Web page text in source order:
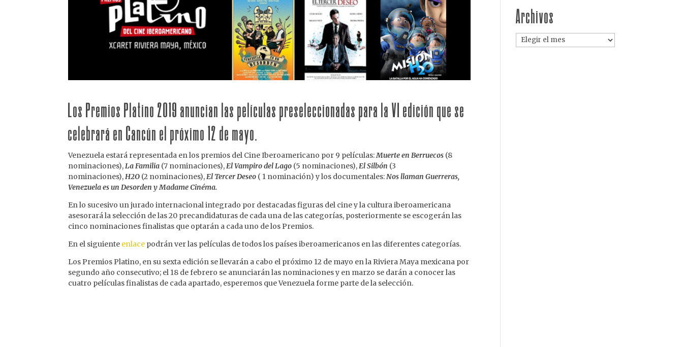
Los Premios Platino 2019 anuncian las películas preseleccionadas para la VI edición que se
celebrará en Cancún el próximo 12 de mayo.
Venezuela estará representada en los premios del Cine Iberoamericano por 9 películas:Muerte en Berruecos (8
nominaciones), La Familia (7 nominaciones), El Vampiro del Lago (5 nominaciones), El Silbón (3
nominaciones), H2O (2 nominaciones), El Tercer Deseo ( 1 nominación) y los documentales: Nos llaman Guerreras,
Venezuela es un Desorden y Madame Cinéma.
En lo sucesivo un jurado internacional integrado por destacadas figuras del cine y la cultura iberoamericana
asesorará la selección de las 20 precandidaturas de cada una de las categorías, posteriormente se escogerán las
cinco nominaciones finalistas que optarán a cada uno de los Premios.
En el siguiente enlace podrán ver las películas de todos los países iberoamericanos en las diferentes categorías.
Los Premios Platino, en su sexta edición se llevarán a cabo el próximo 12 de mayo en la Riviera Maya mexicana por
segundo año consecutivo; el 18 de febrero se anunciarán las nominaciones y en marzo se darán a conocer las
cuatro películas finalistas de cada apartado, esperemos que Venezuela forme parte de la selección.
Archivos
Archivos